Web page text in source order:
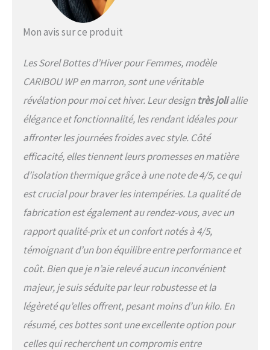
Mon avis sur ce produit
Les Sorel Bottes d’Hiver pour Femmes, modèle
CARIBOU WP en marron, sont une véritable
révélation pour moi cet hiver. Leur designtrès joliallie
élégance et fonctionnalité, les rendant idéales pour
affronter les journées froides avec style. Côté
efficacité, elles tiennent leurs promesses en matière
d’isolation thermique grâce à une note de 4/5, ce qui
est crucial pour braver les intempéries. La qualité de
fabrication est également au rendez-vous, avec un
rapport qualité-prix et un confort notés à 4/5,
témoignant d’un bon équilibre entre performance et
coût. Bien que je n’aie relevé aucun inconvénient
majeur, je suis séduite par leur robustesse et la
légèreté qu’elles offrent, pesant moins d’un kilo. En
résumé, ces bottes sont une excellente option pour
celles qui recherchent un compromis entre